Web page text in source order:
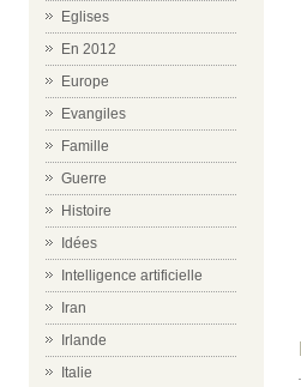
Eglises
En 2012
Europe
Evangiles
Famille
Guerre
Histoire
Idées
Intelligence artificielle
Iran
Irlande
Italie